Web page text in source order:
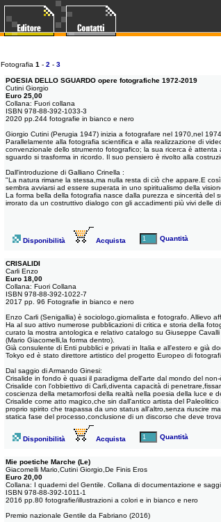
Fotografia 1 - 2 - 3
POESIA DELLO SGUARDO opere fotografiche 1972-2019
Cutini Giorgio
Euro 25,00
Collana: Fuori collana
ISBN 978-88-392-1033-3
2020 pp.244 fotografie in bianco e nero
Giorgio Cutini (Perugia 1947) inizia a fotografare nel 1970,nel
Parallelamente alla fotografia scientifica e alla realizzazione di
convenzionale dello strumento fotografico; la sua ricerca è
sguardo si trasforma in ricordo. Il suo pensiero è rivolto alla
Dall'introduzione di Galliano Crinella :
"La natura rimane la stessa,ma nulla resta di ciò che appare.E
sembra avviarsi ad essere superata in uno spiritualismo della
La forma bella della fotografia nasce dalla purezza e sincerità del
irrorato da un costruttivo dialogo con gli accadimenti più vivi delle
Disponibilità Acquista Quantità
CRISALIDI
Carli Enzo
Euro 18,00
Collana: Fuori Collana
ISBN 978-88-392-1022-7
2017 pp. 96 Fotografie in bianco e nero
Enzo Carli (Senigallia) è sociologo,giornalista e fotografo. Allievo
Ha al suo attivo numerose pubblicazioni di critica e storia della
curato la mostra antologica e relativo catalogo su Giuseppe
(Mario Giacomelli,la forma dentro).
Già consulente di Enti pubblici e privati in Italia e all'estero e già
Tokyo ed è stato direttore artistico del progetto Europeo di
Dal saggio di Armando Ginesi:
Crisalide in fondo è quasi il paradigma dell'arte dal mondo del
Crisalide con l'obbiettivo di Carli,diventa capacità di
coscienza della metamorfosi della realtà nella poesia della luce e
Crisalide come atto magico,che sin dall'antico artista del
proprio spirito che trapassa da uno status all'altro,senza riuscire
statica fase del processo,conclusione di un discorso che deve
Disponibilità Acquista Quantità
Mie poetiche Marche (Le)
Giacomelli Mario,Cutini Giorgio,De Finis Eros
Euro 20,00
Collana: I quaderni del Gentile. Collana di documentazione e
ISBN 978-88-392-1011-1
2016 pp.80 fotografie/illustrazioni a colori e in bianco e nero
Premio nazionale Gentile da Fabriano (2016)